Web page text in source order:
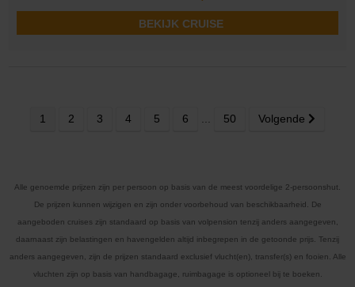
BEKIJK CRUISE
1 2 3 4 5 6 50 Volgende
Alle genoemde prijzen zijn per persoon op basis van de meest voordelige 2-persoonshut.
De prijzen kunnen wijzigen en zijn onder voorbehoud van beschikbaarheid. De
aangeboden cruises zijn standaard op basis van volpension tenzij anders aangegeven,
daarnaast zijn belastingen en havengelden altijd inbegrepen in de getoonde prijs. Tenzij
anders aangegeven, zijn de prijzen standaard exclusief vlucht(en), transfer(s) en fooien. Alle
vluchten zijn op basis van handbagage, ruimbagage is optioneel bij te boeken.